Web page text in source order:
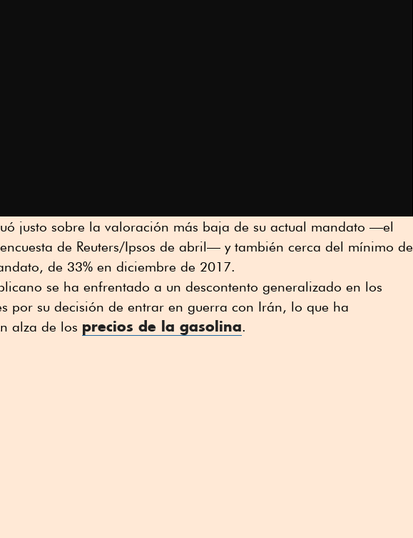
justo sobre la valoración más baja de su actual mandato —el
de Reuters/Ipsos de abril— y también cerca del mínimo de
de 33% en diciembre de 2017.
se ha enfrentado a un descontento generalizado en los
por su decisión de entrar en guerra con Irán, lo que ha
alza de los precios de la gasolina.